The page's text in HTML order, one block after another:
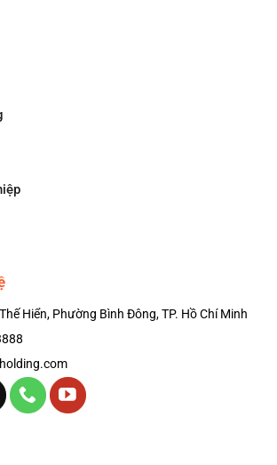
Hiển, Phường Bình Đông, TP. Hồ Chí Minh